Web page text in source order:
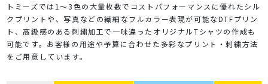
トミーズでは1～3色の大量枚数でコストパフォーマンスに優れたシル
クプリントや、写真などの繊細なフルカラー表現が可能なDTFプリン
ト、高級感のある刺繍加工で一味違ったオリジナルTシャツの作成も
可能です。お客様の用途や予算に合わせた多彩なプリント・刺繍方法
をご用意しています。